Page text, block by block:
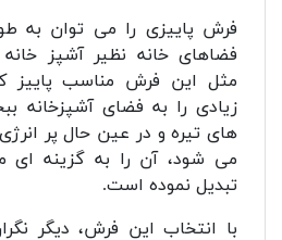
فرش پاییزی را می توان به
فضاهای خانه نظیر آشپز
مثل این فرش مناسب پاییز
زیادی را به فضای آشپزخانه
های تیره و در عین حال پر
می شود، آن را به گزینه ای
تبدیل نموده است.
با انتخاب این فرش، دیگر